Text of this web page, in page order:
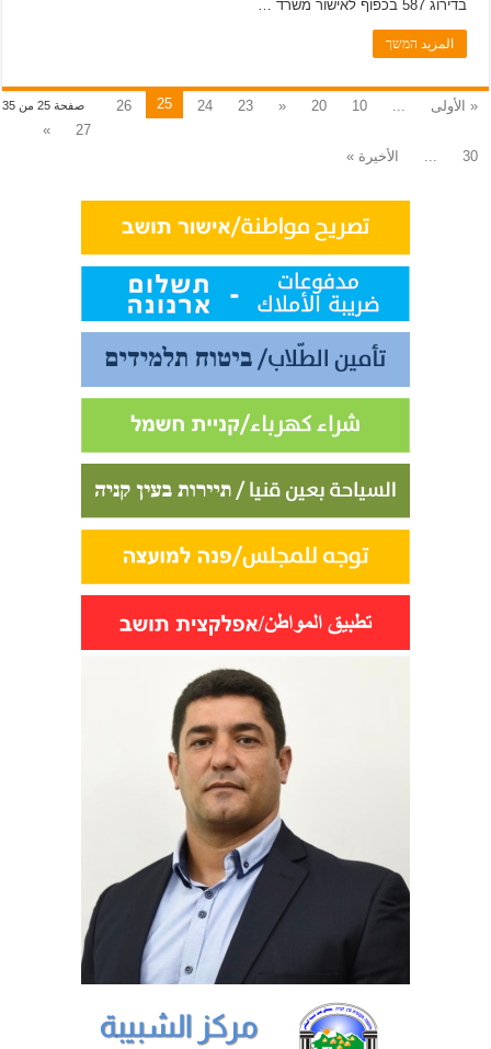
בדירוג 587 בכפוף לאישור משרד …
المزيد המשך
صفحة 25 من 35 « الأولى ...
10
20
«
23
24
25
26
27
»
30
... الأخيرة »